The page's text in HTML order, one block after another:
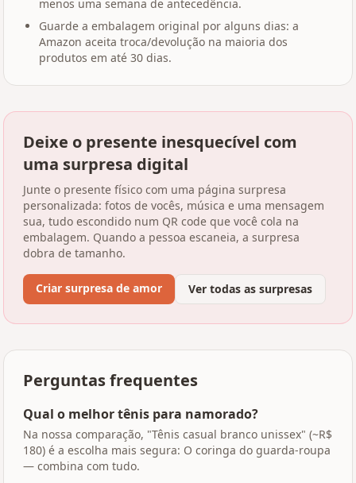
menos uma semana de antecedência.
Guarde a embalagem original por alguns dias: a
Amazon aceita troca/devolução na maioria dos
produtos em até 30 dias.
Deixe o presente inesquecível com
uma surpresa digital
Junte o presente físico com uma página surpresa
personalizada: fotos de vocês, música e uma mensagem
sua, tudo escondido num QR code que você cola na
embalagem. Quando a pessoa escaneia, a surpresa
dobra de tamanho.
Criar surpresa de amor Ver todas as surpresas
Perguntas frequentes
Qual o melhor tênis para namorado?
Na nossa comparação, "Tênis casual branco unissex" (~R$
180) é a escolha mais segura: O coringa do guarda-roupa
— combina com tudo.